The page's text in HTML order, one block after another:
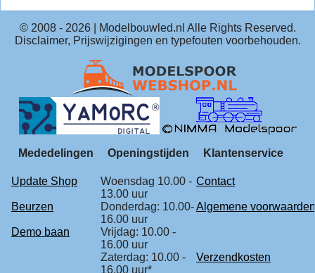
© 2008 - 2026| Modelbouwled.nl Alle Rights Reserved.
Disclaimer, Prijswijzigingen en typefouten voorbehouden.
Mededelingen Openingstijden Klantenservice
Update Shop
Woensdag 10.00 -
13.00 uur
Contact
Beurzen
Donderdag: 10.00-
16.00 uur
Algemene voorwaarden
Demo baan
Vrijdag: 10.00 -
16.00 uur
Zaterdag: 10.00 -
16.00 uur*
Verzendkosten